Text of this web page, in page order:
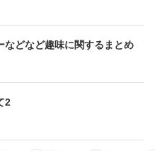
などなど趣味に関するまとめ
2